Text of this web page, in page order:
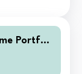
Portfoli